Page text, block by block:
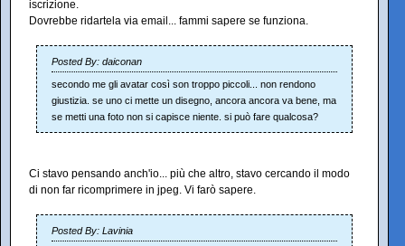
iscrizione.
Dovrebbe ridartela via email... fammi sapere se funziona.
Posted By: daiconan
secondo me gli avatar così son troppo piccoli... non rendono
giustizia. se uno ci mette un disegno, ancora ancora va bene, ma
se metti una foto non si capisce niente. si può fare qualcosa?
Ci stavo pensando anch'io... più che altro, stavo cercando il modo
di non far ricomprimere in jpeg. Vi farò sapere.
Posted By: Lavinia